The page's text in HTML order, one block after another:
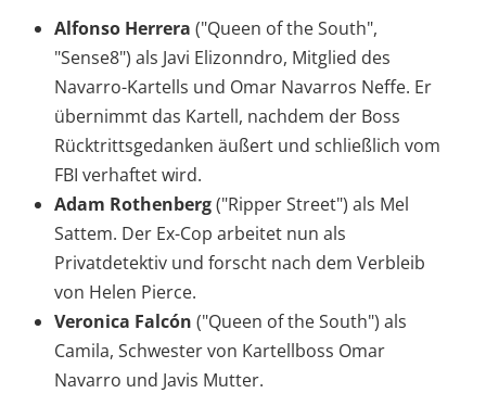
Alfonso Herrera ("Queen of the South",
"Sense8") als Javi Elizonndro, Mitglied des
Navarro-Kartells und Omar Navarros Neffe. Er
übernimmt das Kartell, nachdem der Boss
Rücktrittsgedanken äußert und schließlich vom
FBI verhaftet wird.
Adam Rothenberg("Ripper Street") als Mel
Sattem. Der Ex-Cop arbeitet nun als
Privatdetektiv und forscht nach dem Verbleib
von Helen Pierce.
Veronica Falcón ("Queen of the South") als
Camila, Schwester von Kartellboss Omar
Navarro und Javis Mutter.